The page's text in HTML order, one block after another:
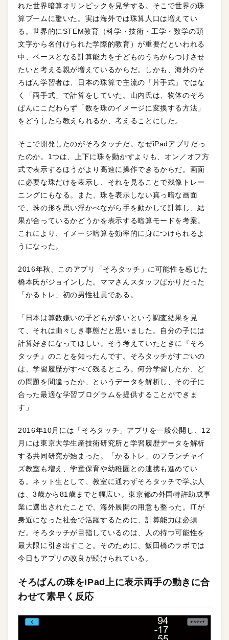
れた世界暗算オリンピックを見学する。そこで世界の珠
算ブームに驚いた。実は海外では珠算人口は増えてい
る。世界的にSTEM教育（科学・技術・工学・数学の頭
文字から名付けられた学際的教育）が重要だといわれる
中、ベースとなる計算能力を子どものうちからつけさせ
たいと考える親が増えているからだ。しかも、海外のそ
ろばん学習者は、日本の珠算で主流の「片手式」ではな
く「両手式」で計算をしていた。山内氏は、物体のそろ
ばんにこだわらず「数を珠のイメージに変換する方法」
をどうしたら教えられるか、考えることにした。
そこで開発したのがそろタッチだ。なぜiPadアプリだっ
たのか。1つは、上下に珠を動かすよりも、オン／オフ方
式で表示するほうがより高速に操作できるからだ。画面
に必要な珠だけを表示し、それを見ることで残像トレー
ニングにもなる。また、珠を表示しない真っ暗な画面
で、珠の形を思い浮かべながら手を動かして計算し、結
果が合っているかどうかを表示する暗算モードを考案。
これにより、イメージ暗算を効率的に身につけられるよ
うになった。
2016年秋、このアプリ「そろタッチ」に可能性を感じた
橋本氏がジョインした。ママさんスタッフばかりだった
「かるトレ」初の男性社員である。
「日本は算数嫌いの子どもが多いという調査結果を見
て、それは由々しき事態だと思いました。自分の子には
計算好きになってほしい。そう考えていたときに『そろ
タッチ』のことを知ったんです。そろタッチがすごいの
は、学習履歴がすべて残るところ。何分学習したか、ど
の問題を間違ったか、というデータを解析し、その子に
合った最適な学習プログラムを提供することができま
す」
2016年10月には「そろタッチ」アプリを一般公開し、12
月には東京大学生産技術研究所と学習履歴データを解析
する共同研究が始まった。「かるトレ」のフランチャイ
ズ教室も増え、学童保育や幼稚園との連携も進めてい
る。ネット生として、教室に通わずそろタッチで学ぶ人
は、3歳から81歳までと幅広い。東京都の外国特許助成事
業に選出されたことで、海外展開の用意も整った。ITが
身近になった社会で活躍するために、計算能力は必須
だ。そろタッチが目指しているのは、人の持つ可能性を
最大限に引き出すこと。そのために、飯田橋のラボでは
今日もアプリの改良が続けられている。
そろばんの珠をiPad上に表示両手の動きに合
わせて素早く反応